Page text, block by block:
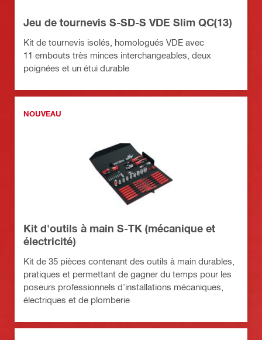
Jeu de tournevis S-SD-S VDE Slim QC(13)
Kit de tournevis isolés, homologués VDE avec
11 embouts très minces interchangeables, deux
poignées et un étui durable
NOUVEAU
Kit d'outils à main S-TK (mécanique et
électricité)
Kit de 35 pièces contenant des outils à main durables,
pratiques et permettant de gagner du temps pour les
poseurs professionnels d'installations mécaniques,
électriques et de plomberie